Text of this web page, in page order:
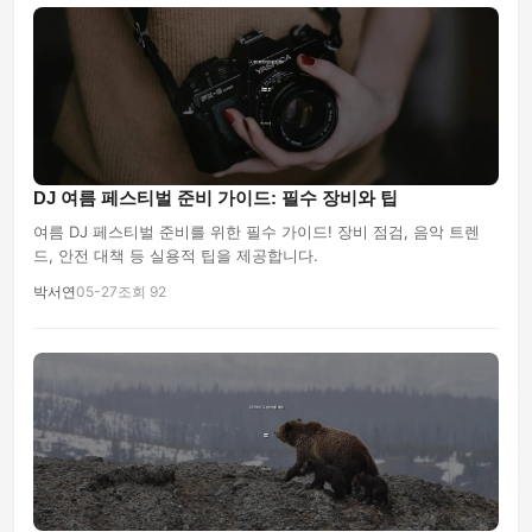
DJ 여름 페스티벌 준비 가이드: 필수 장비와 팁
여름 DJ 페스티벌 준비를 위한 필수 가이드! 장비 점검, 음악 트렌
드, 안전 대책 등 실용적 팁을 제공합니다.
박서연05-27조회 92